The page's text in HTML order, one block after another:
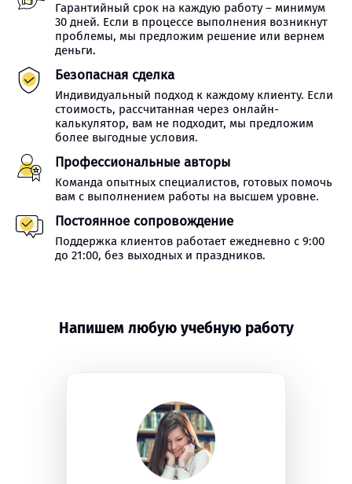
Гарантийный срок на каждую работу – минимум
30 дней. Если в процессе выполнения возникнут
проблемы, мы предложим решение или вернем
деньги.
Безопасная сделка
Индивидуальный подход к каждому клиенту. Если
стоимость, рассчитанная через онлайн-
калькулятор, вам не подходит, мы предложим
более выгодные условия.
Профессиональные авторы
Команда опытных специалистов, готовых помочь
вам с выполнением работы на высшем уровне.
Постоянное сопровождение
Поддержка клиентов работает ежедневно с 9:00
до 21:00, без выходных и праздников.
Напишем любую учебную работу